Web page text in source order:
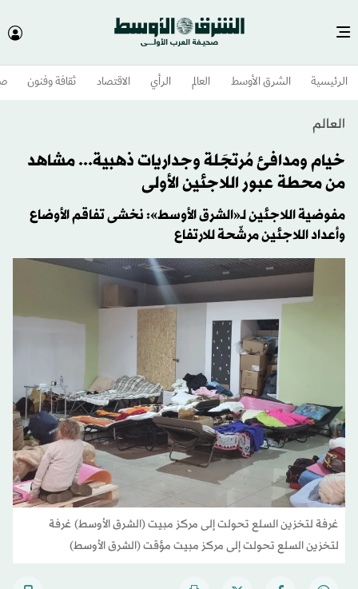
الرئيسية الشرق الأوسط​ العالم الرأي الاقتصاد ثقافة وفنون
العالم
خيام ومدافئ مُرتجَلة وجداريات ذهبية... مشاهد
من محطة عبور اللاجئين الأولى
مفوضية اللاجئين لـ«الشرق الأوسط»: نخشى تفاقم الأوضاع
وأعداد اللاجئين مرشّحة للارتفاع
غرفة لتخزين السلع تحولت إلى مركز مبيت (الشرق الأوسط) غرفة
لتخزين السلع تحولت إلى مركز مبيت مؤقت (الشرق الأوسط)